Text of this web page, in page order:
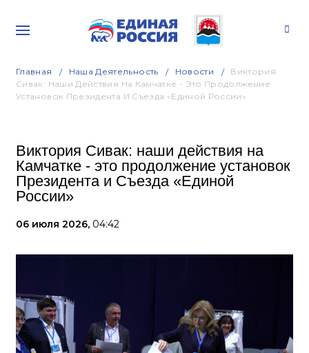
Главная Наша Деятельность Новости
Виктория
Сивак: Наши Действия На Камчатке - Это Продолжение
Установок Президента И Съезда «Единой России»
Виктория Сивак: наши действия на
Камчатке - это продолжение установок
Президента и Съезда «Единой
России»
06 июля 2026, 04:42